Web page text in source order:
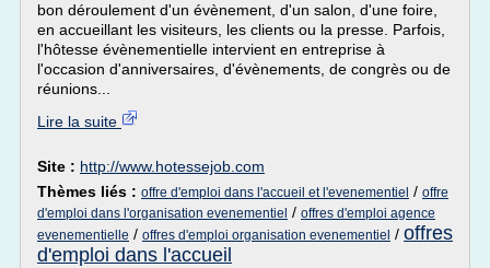
bon déroulement d'un évènement, d'un salon, d'une foire,
en accueillant les visiteurs, les clients ou la presse. Parfois,
l'hôtesse évènementielle intervient en entreprise à
l'occasion d'anniversaires, d'évènements, de congrès ou de
réunions...
Lire la suite
Site : http://www.hotessejob.com
Thèmes liés : offre d'emploi dans l'accueil et l'evenementiel / offre
d'emploi dans l'organisation evenementiel / offres d'emploi agence
evenementielle / offres d'emploi organisation evenementiel / offres
d'emploi dans l'accueil